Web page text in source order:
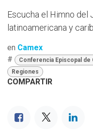
Escucha el Himno del
latinoamericana y
en Camex
#
Conferencia Episcopal de
Regiones
COMPARTIR